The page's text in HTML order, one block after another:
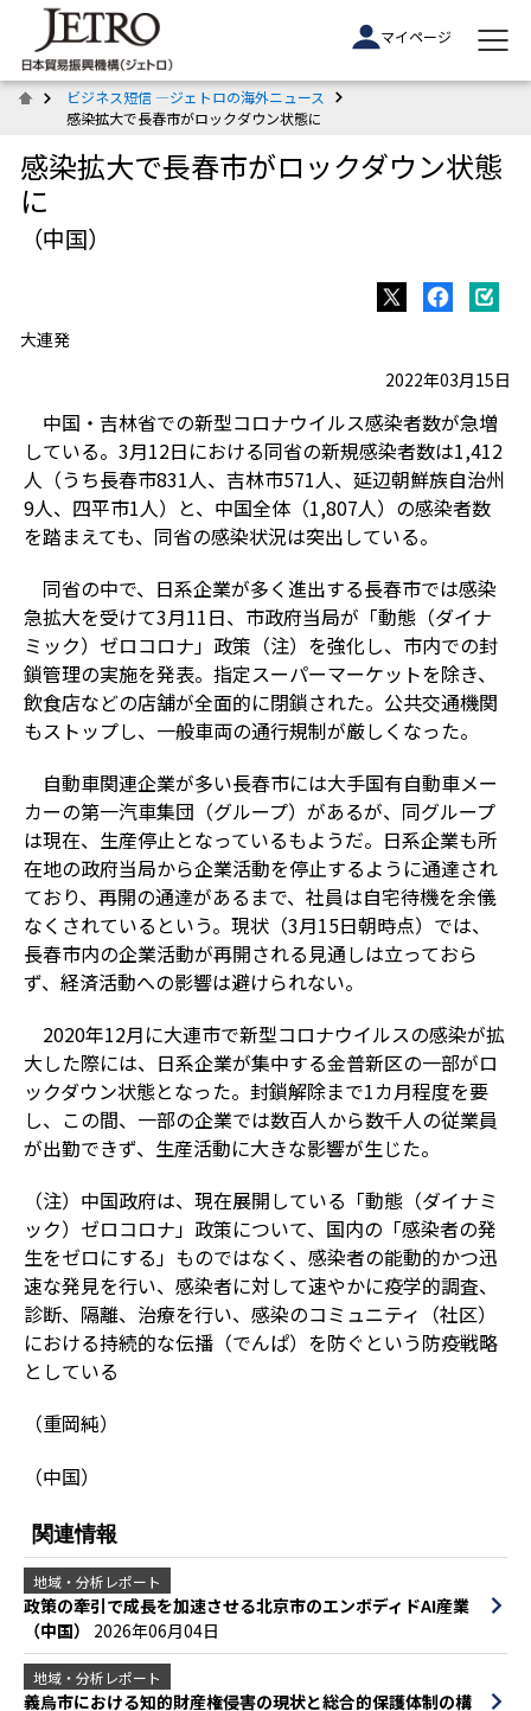
マイページ
ビジネス短信 ―ジェトロの海外ニュース
感染拡大で長春市がロックダウン状態に
感染拡大で長春市がロックダウン状態
に
（中国）
大連発
2022年03月15日
中国・吉林省での新型コロナウイルス感染者数が急増
している。3月12日における同省の新規感染者数は1,412
人（うち長春市831人、吉林市571人、延辺朝鮮族自治州
9人、四平市1人）と、中国全体（1,807人）の感染者数
を踏まえても、同省の感染状況は突出している。
同省の中で、日系企業が多く進出する長春市では感染
急拡大を受けて3月11日、市政府当局が「動態（ダイナ
ミック）ゼロコロナ」政策（注）を強化し、市内での封
鎖管理の実施を発表。指定スーパーマーケットを除き、
飲食店などの店舗が全面的に閉鎖された。公共交通機関
もストップし、一般車両の通行規制が厳しくなった。
自動車関連企業が多い長春市には大手国有自動車メー
カーの第一汽車集団（グループ）があるが、同グループ
は現在、生産停止となっているもようだ。日系企業も所
在地の政府当局から企業活動を停止するように通達され
ており、再開の通達があるまで、社員は自宅待機を余儀
なくされているという。現状（3月15日朝時点）では、
長春市内の企業活動が再開される見通しは立っておら
ず、経済活動への影響は避けられない。
2020年12月に大連市で新型コロナウイルスの感染が拡
大した際には、日系企業が集中する金普新区の一部がロ
ックダウン状態となった。封鎖解除まで1カ月程度を要
し、この間、一部の企業では数百人から数千人の従業員
が出勤できず、生産活動に大きな影響が生じた。
（注）中国政府は、現在展開している「動態（ダイナミ
ック）ゼロコロナ」政策について、国内の「感染者の発
生をゼロにする」ものではなく、感染者の能動的かつ迅
速な発見を行い、感染者に対して速やかに疫学的調査、
診断、隔離、治療を行い、感染のコミュニティ（社区）
における持続的な伝播（でんぱ）を防ぐという防疫戦略
としている
（重岡純）
（中国）
関連情報
地域・分析レポート
政策の牽引で成長を加速させる北京市のエンボディドAI産業
（中国） 2026年06月04日
地域・分析レポート
義烏市における知的財産権侵害の現状と総合的保護体制の構